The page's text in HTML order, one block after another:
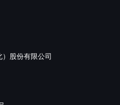
股份有限公司